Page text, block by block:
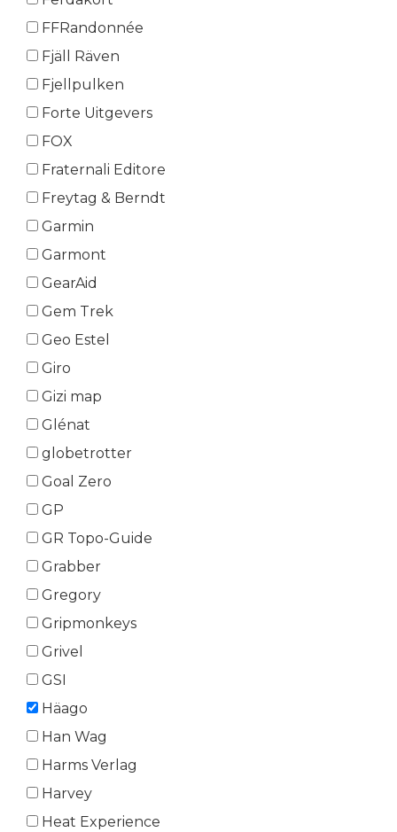
FFRandonnée
Fjäll Räven
Fjellpulken
Forte Uitgevers
FOX
Fraternali Editore
Freytag & Berndt
Garmin
Garmont
GearAid
Gem Trek
Geo Estel
Giro
Gizi map
Glénat
globetrotter
Goal Zero
GP
GR Topo-Guide
Grabber
Gregory
Gripmonkeys
Grivel
GSI
Häago
Han Wag
Harms Verlag
Harvey
Heat Experience